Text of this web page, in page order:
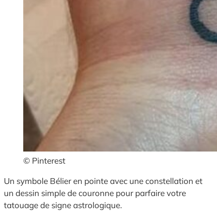
© Pinterest
Un symbole Bélier en pointe avec une constellation et
un dessin simple de couronne pour parfaire votre
tatouage de signe astrologique.